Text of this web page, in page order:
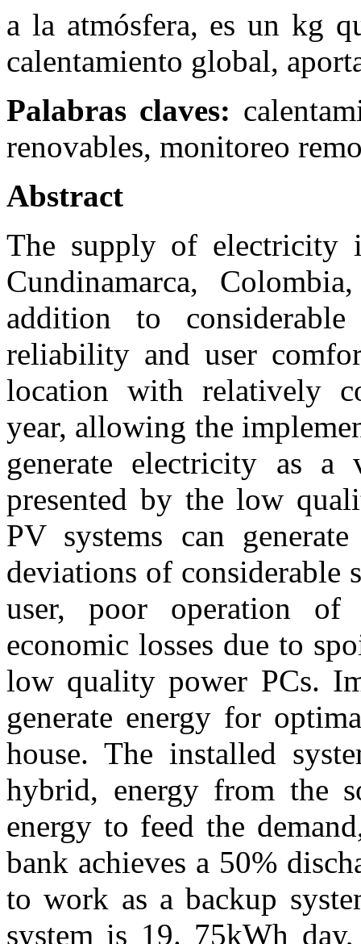
a la atmósfera, es un kg
calentamiento global,
Palabras claves:
renovables, monitoreo
Abstract
The supply of electricity
Cundinamarca,
addition to
reliability and user
location with relatively
year, allowing the
generate electricity as a
presented by the low
PV systems can
deviations of considerable
user, poor operation of
economic losses due to
low quality power PCs.
generate energy for
house. The installed
hybrid, energy from the
energy to feed the
bank achieves a 50%
to work as a backup
system is 19. 75kWh